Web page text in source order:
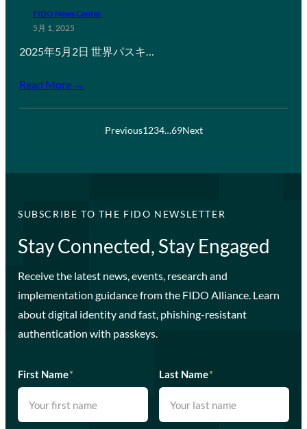
FIDO News Center
5月 1, 2025
2025年5月2日 世界パスキ…
Read More →
Previous1234…69Next
SUBSCRIBE TO THE FIDO NEWSLETTER
Stay Connected, Stay Engaged
Receive the latest news, events, research and
implementation guidance from the FIDO Alliance. Learn
about digital identity and fast, phishing-resistant
authentication with passkeys.
First Name* Last Name*